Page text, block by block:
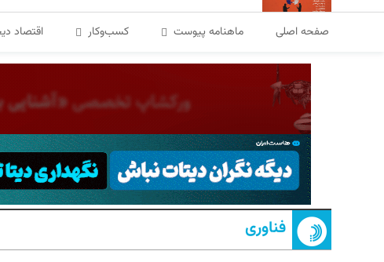
صفحه اصلی ماهنامه پیوست کسب‌و‌کار اقتصاد
فناوری